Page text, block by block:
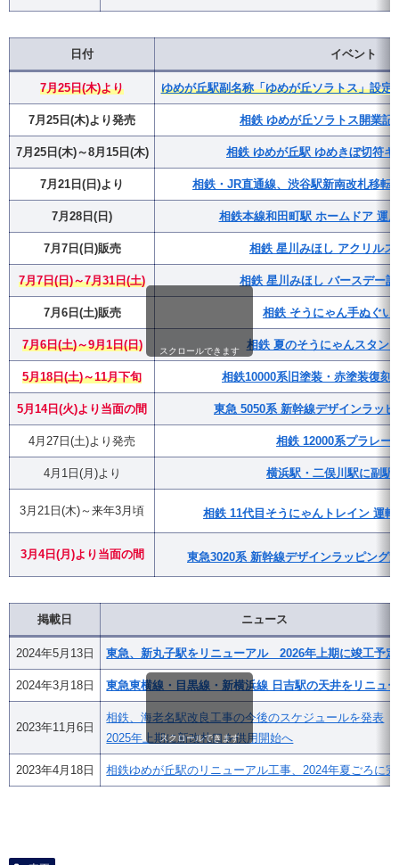
日付 イベント
7月25日(木)より ゆめが丘駅副名称「ゆめが丘ソラトス」設定
7月25日(木)より発売 相鉄 ゆめが丘ソラトス開業記
7月25日(木)～8月15日(木) 相鉄 ゆめが丘駅 ゆめきぼ切符
7月21日(日)より 相鉄・JR直通線、渋谷駅新南改札移転
7月28日(日) 相鉄本線和田町駅 ホームドア 運
7月7日(日)販売 相鉄 星川みほし アクリルス
7月7日(日)～7月31日(土) 相鉄 星川みほし バースデー
7月6日(土)販売 相鉄 そうにゃん手ぬぐい
7月6日(土)～9月1日(日) 相鉄 夏のそうにゃんスタン
5月18日(土)～11月下旬 相鉄10000系旧塗装・赤塗装復刻
5月14日(火)より当面の間 東急 5050系 新幹線デザインラッ
4月27日(土)より発売 相鉄 12000系プラレー
4月1日(月)より 横浜駅・二俣川駅に副駅
3月21日(木)～来年3月頃 相鉄 11代目そうにゃんトレイン 運転
3月4日(月)より 当面の間 東急3020系 新幹線デザインラッピング
スクロールできます
掲載日 ニュース
2024年5月13日 東急、新丸子駅をリニューアル 2026年上期に竣工予定
2024年3月18日 東急東横線・目黒線・新横浜線 日吉駅の天井をリニュ
2023年11月6日
相鉄、海老名駅改良工事の今後のスケジュールを発表
2025年上期に新改札口を供用開始へ
2023年4月18日 相鉄ゆめが丘駅のリニューアル工事、2024年夏ごろに
スクロールできます